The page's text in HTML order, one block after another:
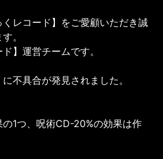
レコード】をご愛顧いただき誠
。
】運営チームです。
不具合が発見されました。
の1つ、呪術CD-20%の効果は作